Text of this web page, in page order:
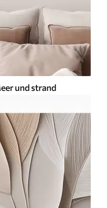
und strand